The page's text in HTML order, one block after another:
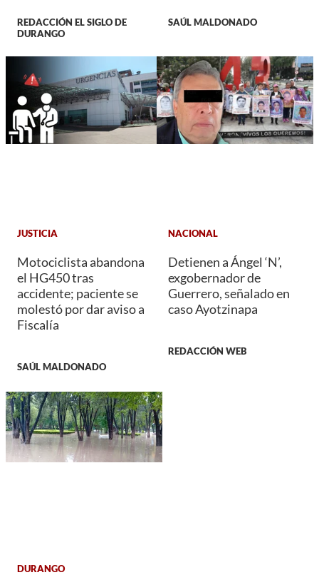
REDACCIÓN EL SIGLO DE
DURANGO
SAÚL MALDONADO
JUSTICIA
Motociclista abandona
el HG450 tras
accidente; paciente se
molestó por dar aviso a
Fiscalía
SAÚL MALDONADO
NACIONAL
Detienen a Ángel ‘N’,
exgobernador de
Guerrero, señalado en
caso Ayotzinapa
REDACCIÓN WEB
DURANGO